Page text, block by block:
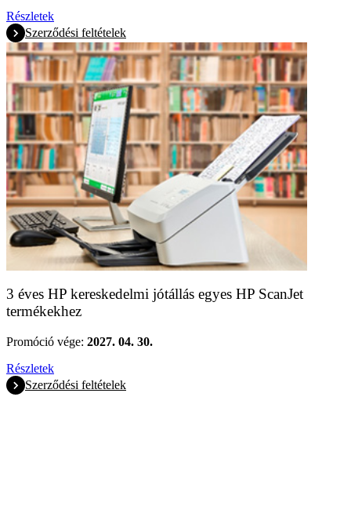
Részletek
Szerződési feltételek
3 éves HP kereskedelmi jótállás egyes HP ScanJet
termékekhez
Promóció vége: 2027. 04. 30.
Részletek
Szerződési feltételek